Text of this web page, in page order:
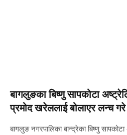
बागलुङका बिष्णु सापकोटा
प्रमोद खरेललाई बोलाएर लन्च
बागलुङ नगरपालिका बान्द्रेका बिष्णु